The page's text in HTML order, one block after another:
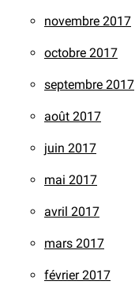
novembre 2017
octobre 2017
septembre 2017
août 2017
juin 2017
mai 2017
avril 2017
mars 2017
février 2017